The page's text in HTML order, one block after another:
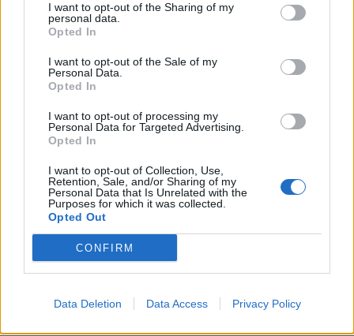
I want to opt-out of the Sharing of my
personal data.
Opted In
I want to opt-out of the Sale of my
Personal Data.
Opted In
I want to opt-out of processing my
Personal Data for Targeted Advertising.
Opted In
I want to opt-out of Collection, Use,
Retention, Sale, and/or Sharing of my
Personal Data that Is Unrelated with the
Purposes for which it was collected.
Opted Out
CONFIRM
Data Deletion Data Access Privacy Policy
ECONOMIA
L’industria che resiste nell’Alto
Milanese. Spinta dal chimico-
plastico, ma l’export va ancora a
rilento